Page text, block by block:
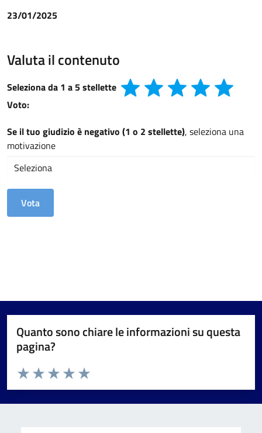
23/01/2025
Valuta il contenuto
Seleziona da 1 a 5 stellette
Voto:
Se il tuo giudizio è negativo (1 o 2 stellette), seleziona una
motivazione
Quanto sono chiare le informazioni su questa
pagina?
Valuta da 1 a 5 stelle la pagina
Valuta 5 stelle su 5
Valuta 4 stelle su 5
Valuta 3 stelle su 5
Valuta 2 stelle su 5
Valuta 1 stelle su 5